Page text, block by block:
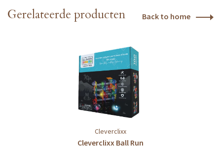
Gerelateerde producten Back to home
Cleverclixx
Cleverclixx Ball Run